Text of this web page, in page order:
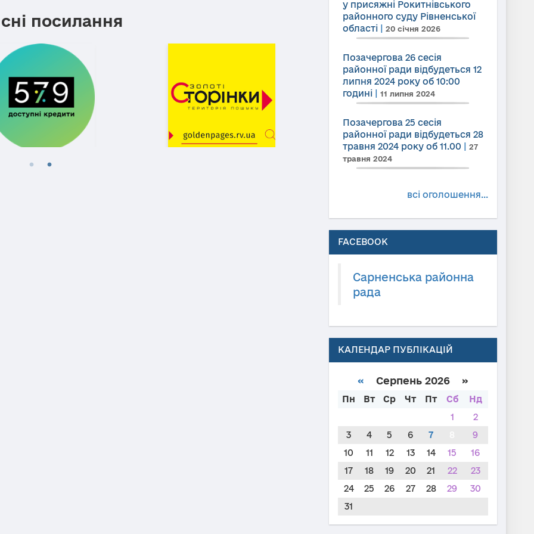
посилання
у присяжні Рокитнівського
районного суду Рівненської
області| 20 січня 2026
Позачергова 26 сесія
районної ради відбудеться 12
липня 2024 року об 10:00
годині| 11 липня 2024
Позачергова 25 сесія
районної ради відбудеться 28
травня 2024 року об 11.00
27
травня 2024
всі оголошення...
FACEBOOK
Сарненська районна
рада
КАЛЕНДАР ПУБЛІКАЦІЙ
« Серпень 2026 »
Пн Вт Ср Чт Пт Сб
Нд
1
2
3
4 5 6 7
9
10
11 12 13 14 15
16
17
18 19 20 21 22
23
24
25 26 27 28 29
30
31